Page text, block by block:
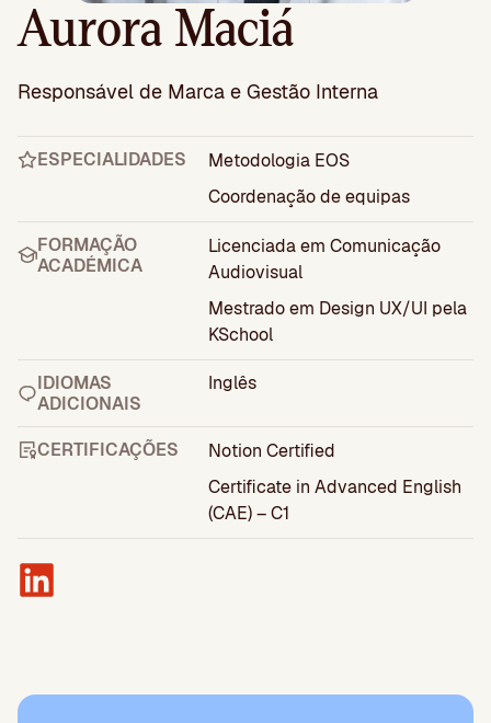
Aurora Maciá
Responsável de Marca e Gestão Interna
ESPECIALIDADES
Metodologia EOS
Coordenação de equipas
FORMAÇÃO
ACADÉMICA
Licenciada em Comunicação
Audiovisual
Mestrado em Design UX/UI pela
KSchool
IDIOMAS
ADICIONAIS
Inglês
CERTIFICAÇÕES
Notion Certified
Certificate in Advanced English
(CAE) – C1